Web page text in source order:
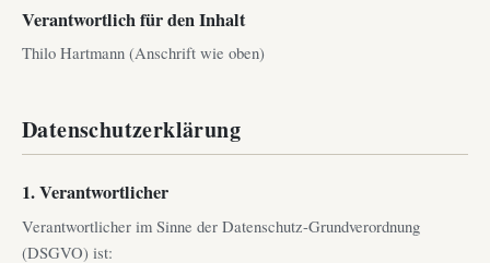
Verantwortlich für den Inhalt
Thilo Hartmann (Anschrift wie oben)
Datenschutzerklärung
1. Verantwortlicher
Verantwortlicher im Sinne der Datenschutz-Grundverordnung
(DSGVO) ist: